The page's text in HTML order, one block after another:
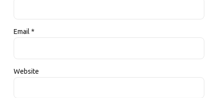
Email *
Website